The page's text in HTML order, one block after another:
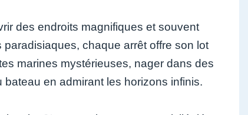
des endroits magnifiques et souvent
chaque arrêt offre son lot
marines mystérieuses, nager dans des
en admirant les horizons infinis.